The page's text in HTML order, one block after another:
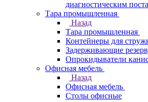
диагностическим
Тара промышленная
Назад
Тара промышленная
Контейнеры для
Задерживающие
Опрокидыватели
Офисная мебель
Назад
Офисная мебель
Столы офисные